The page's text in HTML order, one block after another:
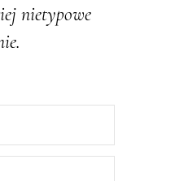
nietypowe